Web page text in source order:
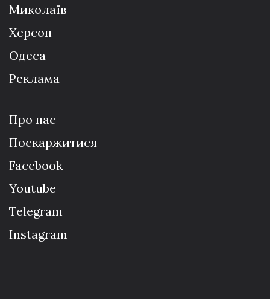
Миколаїв
Херсон
Одеса
Реклама
Про нас
Поскаржитися
Facebook
Youtube
Telegram
Instagram